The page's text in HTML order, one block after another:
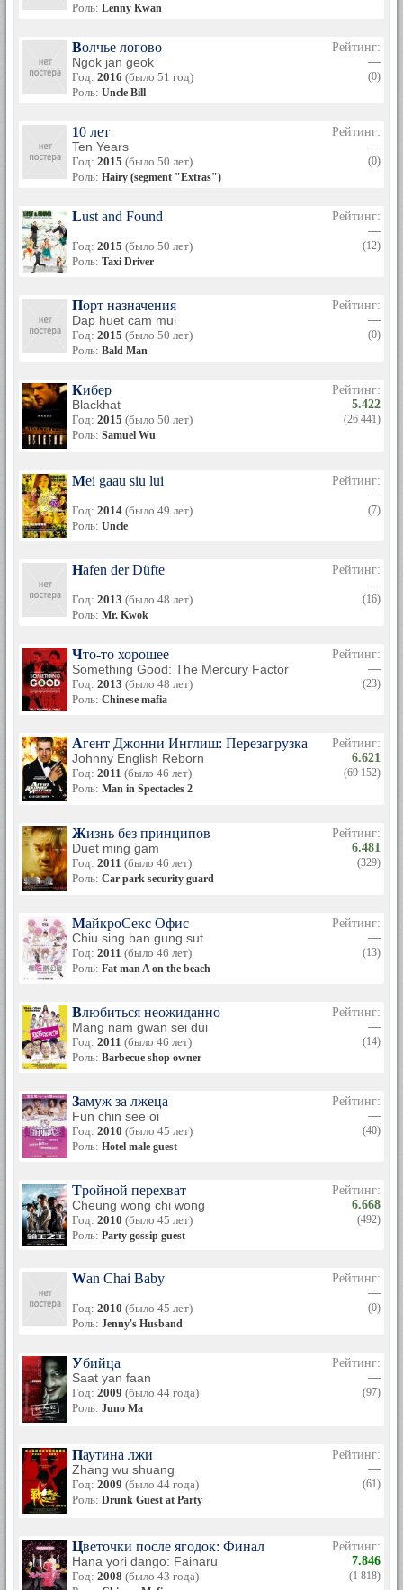
Роль: Lenny Kwan
Волчье логово
Ngok jan geok
Год: 2016 (было 51 год)
Роль: Uncle Bill
Рейтинг:
—
(0)
10 лет
Ten Years
Год: 2015 (было 50 лет)
Роль: Hairy (segment "Extras")
Рейтинг:
—
(0)
Lust and Found
Год: 2015 (было 50 лет)
Роль: Taxi Driver
Рейтинг:
—
(12)
Порт назначения
Dap huet cam mui
Год: 2015 (было 50 лет)
Роль: Bald Man
Рейтинг:
—
(0)
Кибер
Blackhat
Год: 2015 (было 50 лет)
Роль: Samuel Wu
Рейтинг:
5.422
(26 441)
Mei gaau siu lui
Год: 2014 (было 49 лет)
Роль: Uncle
Рейтинг:
—
(7)
Hafen der Düfte
Год: 2013 (было 48 лет)
Роль: Mr. Kwok
Рейтинг:
—
(16)
Что-то хорошее
Something Good: The Mercury Factor
Год: 2013 (было 48 лет)
Роль: Chinese mafia
Рейтинг:
—
(23)
Агент Джонни Инглиш: Перезагрузка
Johnny English Reborn
Год: 2011 (было 46 лет)
Роль: Man in Spectacles 2
Рейтинг:
6.621
(69 152)
Жизнь без принципов
Duet ming gam
Год: 2011 (было 46 лет)
Роль: Car park security guard
Рейтинг:
6.481
(329)
МайкроСекс Офис
Chiu sing ban gung sut
Год: 2011 (было 46 лет)
Роль: Fat man A on the beach
Рейтинг:
—
(13)
Влюбиться неожиданно
Mang nam gwan sei dui
Год: 2011 (было 46 лет)
Роль: Barbecue shop owner
Рейтинг:
—
(14)
Замуж за лжеца
Fun chin see oi
Год: 2010 (было 45 лет)
Роль: Hotel male guest
Рейтинг:
—
(40)
Тройной перехват
Cheung wong chi wong
Год: 2010 (было 45 лет)
Роль: Party gossip guest
Рейтинг:
6.668
(492)
Wan Chai Baby
Год: 2010 (было 45 лет)
Роль: Jenny's Husband
Рейтинг:
—
(0)
Убийца
Saat yan faan
Год: 2009 (было 44 года)
Роль: Juno Ma
Рейтинг:
—
(97)
Паутина лжи
Zhang wu shuang
Год: 2009 (было 44 года)
Роль: Drunk Guest at Party
Рейтинг:
—
(61)
Цветочки после ягодок: Финал
Hana yori dango: Fainaru
Год: 2008 (было 43 года)
Рейтинг:
7.846
(1 818)